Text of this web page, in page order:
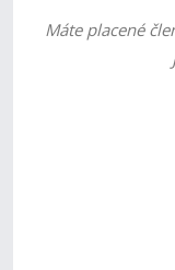
Máte placené